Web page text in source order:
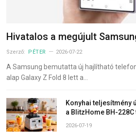
Hivatalos a megújult
Szerző: PÉTER 2026-07-22
A Samsung bemutatta új hajlítható
alap Galaxy Z Fold 8 lett a…
Konyhai teljesítmény
a BlitzHome BH-
2026-07-19